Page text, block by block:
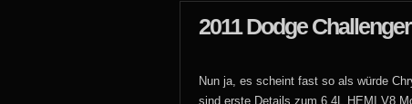
2011 Dodge
Nun ja, es scheint fast so als würde
sind erste Details zum 6.4L HEMI V8